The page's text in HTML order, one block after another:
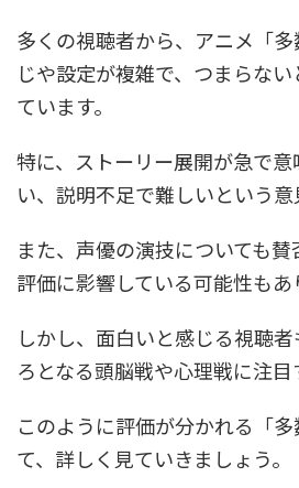
多くの視聴者から、アニメ「
じや設定が複雑で、つまらな
ています。
特に、ストーリー展開が急で
い、説明不足で難しいという意
また、声優の演技についても
評価に影響している可能性もあ
しかし、面白いと感じる視聴
ろとなる頭脳戦や心理戦に注目
このように評価が分かれる「
て、詳しく見ていきましょう。